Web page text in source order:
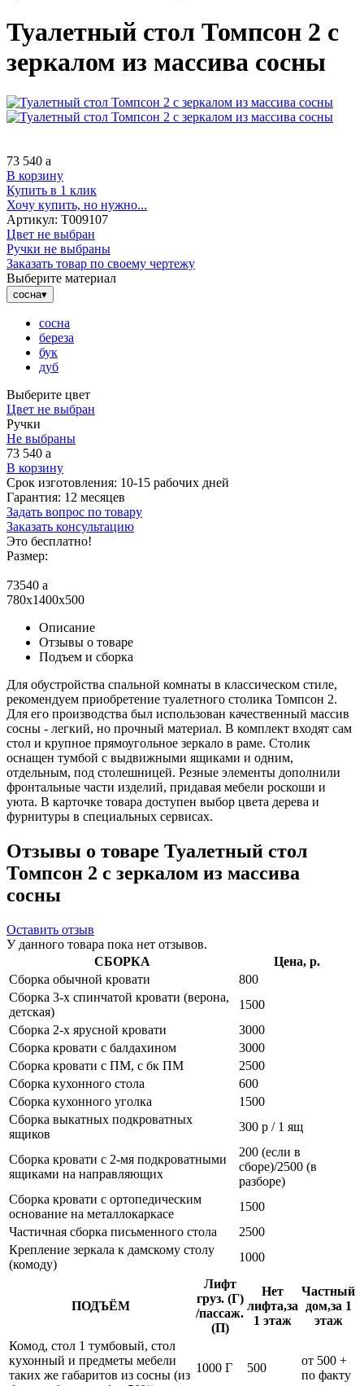
Туалетный стол Томпсон 2 с
зеркалом из массива сосны
73 540 a
В корзину
Купить в 1 клик
Хочу купить, но нужно...
Артикул: Т009107
Цвет не выбран
Ручки не выбраны
Заказать товар по своему чертежу
Выберите материал
сосна▾
сосна
береза
бук
дуб
Выберите цвет
Цвет не выбран
Ручки
Не выбраны
73 540 a
В корзину
Срок изготовления: 10-15 рабочих дней
Гарантия: 12 месяцев
Задать вопрос по товару
Заказать консультацию
Это бесплатно!
Размер:
73540 a
780x1400x500
Описание
Отзывы о товаре
Подъем и сборка
Для обустройства спальной комнаты в классическом стиле,
рекомендуем приобретение туалетного столика Томпсон 2.
Для его производства был использован качественный массив
сосны - легкий, но прочный материал. В комплект входят сам
стол и крупное прямоугольное зеркало в раме. Столик
оснащен тумбой с выдвижными ящиками и одним,
отдельным, под столешницей. Резные элементы дополнили
фронтальные части изделий, придавая мебели роскоши и
уюта. В карточке товара доступен выбор цвета дерева и
фурнитуры в специальных сервисах.
Отзывы о товаре Туалетный стол
Томпсон 2 с зеркалом из массива
сосны
Оставить отзыв
У данного товара пока нет отзывов.
СБОРКА
Цена, р.
Сборка обычной кровати
800
Сборка 3-х спинчатой кровати (верона,
детская)
1500
Сборка 2-х ярусной кровати
3000
Сборка кровати с балдахином
3000
Сборка кровати с ПМ, с бк ПМ
2500
Сборка кухонного стола
600
Сборка кухонного уголка
1500
Сборка выкатных подкроватных
ящиков
300 р / 1 ящ
Сборка кровати с 2-мя подкроватными
ящиками на направляющих
200 (если в
сборе)/2500 (в
разборе)
Сборка кровати с ортопедическим
основание на металлокаркасе
1500
Частичная сборка письменного стола
2500
Крепление зеркала к дамскому столу
(комоду)
1000
ПОДЪЁМ
Лифт
груз. (Г)
/пассаж.
(П)
Нет
лифта,за
1 этаж
Частный
дом,за 1
этаж
Комод, стол 1 тумбовый, стол
кухонный и предметы мебели
таких же габаритов из сосны (из
1000 Г 500
от 500 +
по факту